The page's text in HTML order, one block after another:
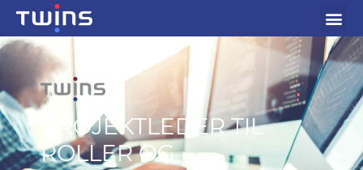
PROJEKTLEDER TIL
ROLLER OG